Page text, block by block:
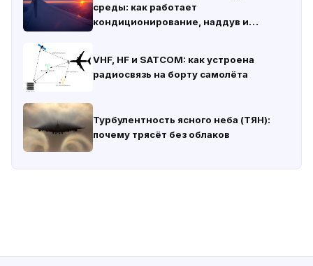
среды: как работает
кондиционирование, наддув и
VHF, HF и SATCOM: как устроена
радиосвязь на борту самолёта
Турбулентность ясного неба (ТЯН):
почему трясёт без облаков